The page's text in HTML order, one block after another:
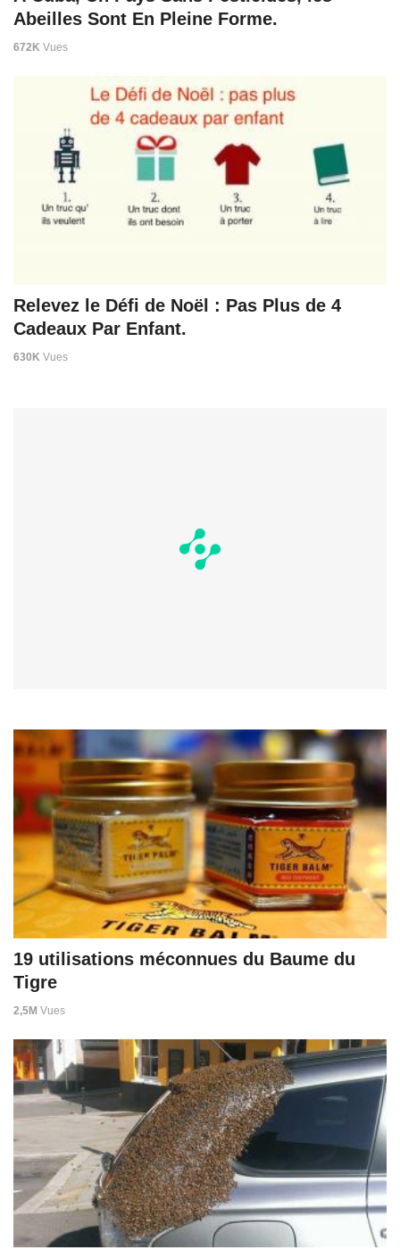
Abeilles Sont En Pleine Forme.
672K Vues
Relevez le Défi de Noël : Pas Plus de 4
Cadeaux Par Enfant.
630K Vues
19 utilisations méconnues du Baume du
Tigre
2,5M Vues